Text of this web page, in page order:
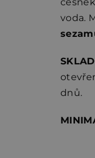
voda.
dnů.